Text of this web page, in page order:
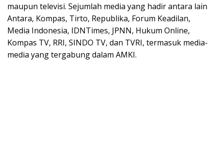
maupun televisi. Sejumlah media yang hadir antara lain
Antara, Kompas, Tirto, Republika, Forum Keadilan,
Media Indonesia, IDNTimes, JPNN, Hukum Online,
Kompas TV, RRI, SINDO TV, dan TVRI, termasuk media-
media yang tergabung dalam AMKI.